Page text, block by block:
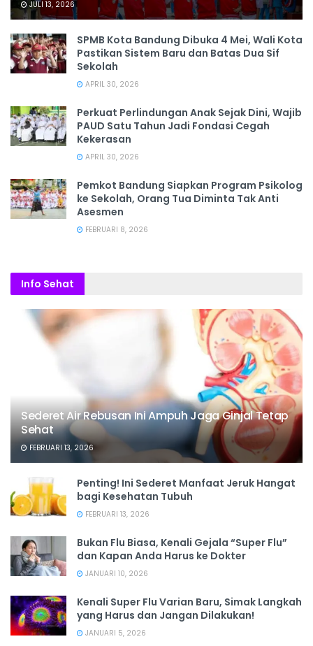
JULI 13, 2026
SPMB Kota Bandung Dibuka 4 Mei, Wali Kota
Pastikan Sistem Baru dan Batas Dua Sif
Sekolah
APRIL 30, 2026
Perkuat Perlindungan Anak Sejak Dini, Wajib
PAUD Satu Tahun Jadi Fondasi Cegah
Kekerasan
APRIL 30, 2026
Pemkot Bandung Siapkan Program Psikolog
ke Sekolah, Orang Tua Diminta Tak Anti
Asesmen
FEBRUARI 8, 2026
Info Sehat
Sederet Air Rebusan Ini Ampuh Jaga Ginjal Tetap
Sehat
FEBRUARI 13, 2026
Penting! Ini Sederet Manfaat Jeruk Hangat
bagi Kesehatan Tubuh
FEBRUARI 13, 2026
Bukan Flu Biasa, Kenali Gejala “Super Flu”
dan Kapan Anda Harus ke Dokter
JANUARI 10, 2026
Kenali Super Flu Varian Baru, Simak Langkah
yang Harus dan Jangan Dilakukan!
JANUARI 5, 2026